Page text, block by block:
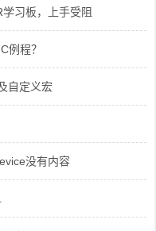
学习板，上手受阻
例程？
自定义宏
没有内容